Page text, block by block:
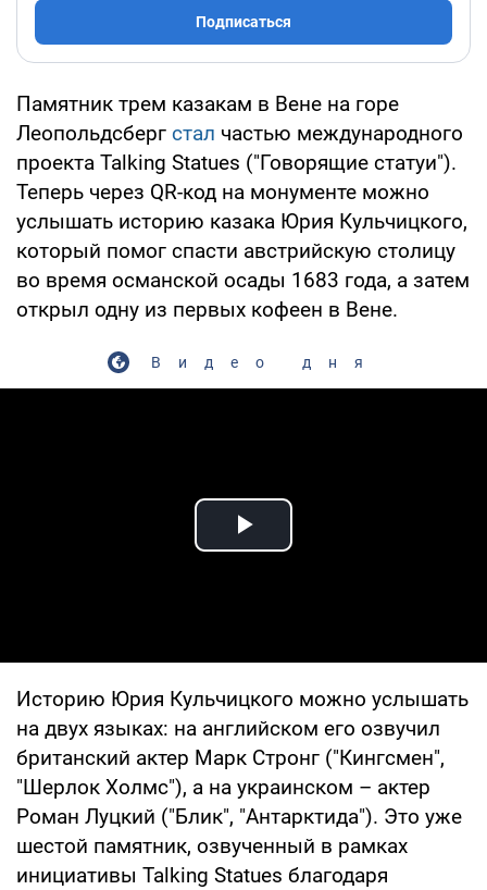
Подписаться
Памятник трем казакам в Вене на горе
Леопольдсберг стал частью международного
проекта Talking Statues ("Говорящие статуи").
Теперь через QR-код на монументе можно
услышать историю казака Юрия Кульчицкого,
который помог спасти австрийскую столицу
во время османской осады 1683 года, а затем
открыл одну из первых кофеен в Вене.
Видео дня
Play Video
Историю Юрия Кульчицкого можно услышать
на двух языках: на английском его озвучил
британский актер Марк Стронг ("Кингсмен",
"Шерлок Холмс"), а на украинском – актер
Роман Луцкий ("Блик", "Антарктида"). Это уже
шестой памятник, озвученный в рамках
инициативы Talking Statues благодаря